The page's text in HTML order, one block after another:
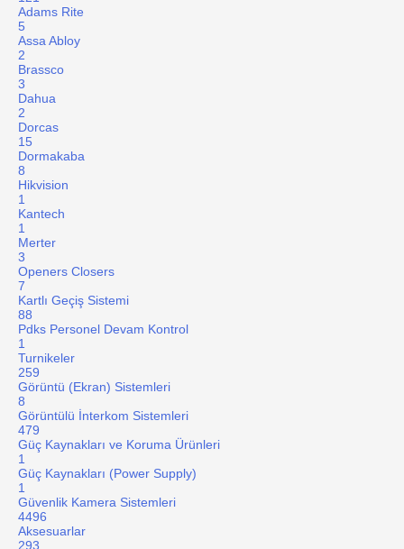
Adams Rite
5
Assa Abloy
2
Brassco
3
Dahua
2
Dorcas
15
Dormakaba
8
Hikvision
1
Kantech
1
Merter
3
Openers Closers
7
Kartlı Geçiş Sistemi
88
Pdks Personel Devam Kontrol
1
Turnikeler
259
Görüntü (Ekran) Sistemleri
8
Görüntülü İnterkom Sistemleri
479
Güç Kaynakları ve Koruma Ürünleri
1
Güç Kaynakları (Power Supply)
1
Güvenlik Kamera Sistemleri
4496
Aksesuarlar
293